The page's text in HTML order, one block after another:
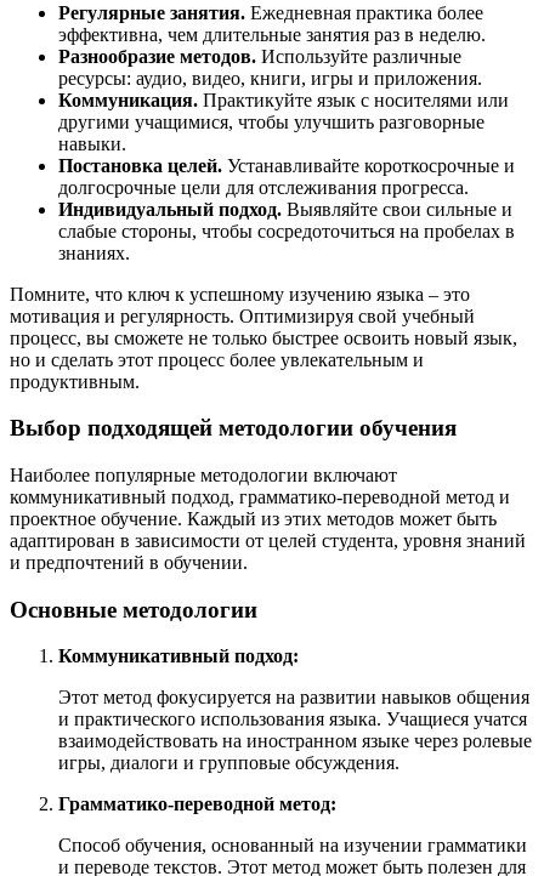
Регулярные занятия. Ежедневная практика более
эффективна, чем длительные занятия раз в неделю.
Разнообразие методов. Используйте различные
ресурсы: аудио, видео, книги, игры и приложения.
Коммуникация. Практикуйте язык с носителями или
другими учащимися, чтобы улучшить разговорные
навыки.
Постановка целей. Устанавливайте короткосрочные и
долгосрочные цели для отслеживания прогресса.
Индивидуальный подход. Выявляйте свои сильные и
слабые стороны, чтобы сосредоточиться на пробелах в
знаниях.
Помните, что ключ к успешному изучению языка – это
мотивация и регулярность. Оптимизируя свой учебный
процесс, вы сможете не только быстрее освоить новый язык,
но и сделать этот процесс более увлекательным и
продуктивным.
Выбор подходящей методологии обучения
Наиболее популярные методологии включают
коммуникативный подход, грамматико-переводной метод и
проектное обучение. Каждый из этих методов может быть
адаптирован в зависимости от целей студента, уровня знаний
и предпочтений в обучении.
Основные методологии
Коммуникативный подход:
Этот метод фокусируется на развитии навыков общения
и практического использования языка. Учащиеся учатся
взаимодействовать на иностранном языке через ролевые
игры, диалоги и групповые обсуждения.
Грамматико-переводной метод:
Способ обучения, основанный на изучении грамматики
и переводе текстов. Этот метод может быть полезен для